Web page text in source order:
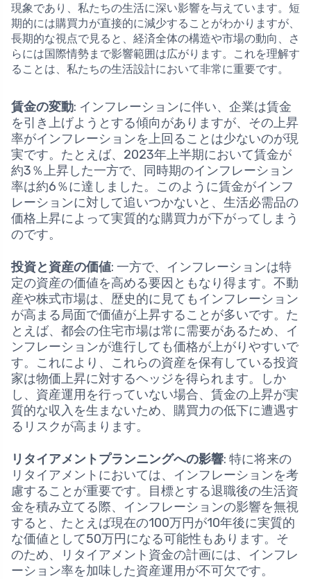
現象であり、私たちの生活に深い影響を与えています。短
期的には購買力が直接的に減少することがわかりますが、
長期的な視点で見ると、経済全体の構造や市場の動向、さ
らには国際情勢まで影響範囲は広がります。これを理解す
ることは、私たちの生活設計において非常に重要です。
賃金の変動: インフレーションに伴い、企業は賃金
を引き上げようとする傾向がありますが、その上昇
率がインフレーションを上回ることは少ないのが現
実です。たとえば、2023年上半期において賃金が
約3％上昇した一方で、同時期のインフレーション
率は約6％に達しました。このように賃金がインフ
レーションに対して追いつかないと、生活必需品の
価格上昇によって実質的な購買力が下がってしまう
のです。
投資と資産の価値: 一方で、インフレーションは特
定の資産の価値を高める要因ともなり得ます。不動
産や株式市場は、歴史的に見てもインフレーション
が高まる局面で価値が上昇することが多いです。た
とえば、都会の住宅市場は常に需要があるため、イ
ンフレーションが進行しても価格が上がりやすいで
す。これにより、これらの資産を保有している投資
家は物価上昇に対するヘッジを得られます。しか
し、資産運用を行っていない場合、賃金の上昇が実
質的な収入を生まないため、購買力の低下に遭遇す
るリスクが高まります。
リタイアメントプランニングへの影響: 特に将来の
リタイアメントにおいては、インフレーションを考
慮することが重要です。目標とする退職後の生活資
金を積み立てる際、インフレーションの影響を無視
すると、たとえば現在の100万円が10年後に実質的
な価値として50万円になる可能性もあります。そ
のため、リタイアメント資金の計画には、インフレ
ーション率を加味した資産運用が不可欠です。